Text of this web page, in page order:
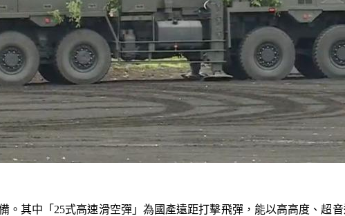
其中「25式高速滑空彈」為國產遠距打擊飛彈，能以高高度、超